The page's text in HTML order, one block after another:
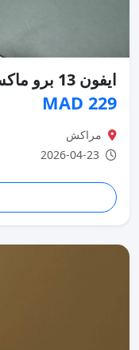
ايفون 13 برو ماكس بحالة ممتازة للبيع
229 MAD
مراكش